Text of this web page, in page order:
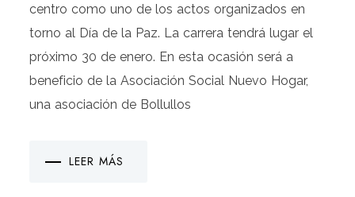
centro como uno de los actos organizados en
torno al Día de la Paz. La carrera tendrá lugar el
próximo 30 de enero. En esta ocasión será a
beneficio de la Asociación Social Nuevo Hogar,
una asociación de Bollullos
LEER MÁS